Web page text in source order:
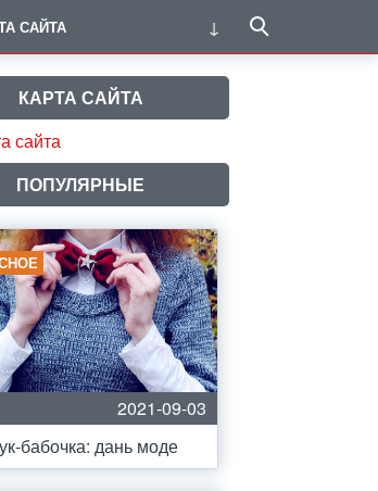
САЙТА
КАРТА САЙТА
сайта
ПОПУЛЯРНЫЕ
2021-09-03
бабочка: дань моде